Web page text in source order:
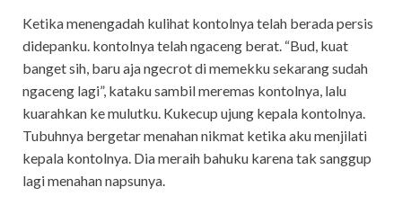
Ketika menengadah kulihat kontolnya telah berada persis
didepanku. kontolnya telah ngaceng berat. “Bud, kuat
banget sih, baru aja ngecrot di memekku sekarang sudah
ngaceng lagi”, kataku sambil meremas kontolnya, lalu
kuarahkan ke mulutku. Kukecup ujung kepala kontolnya.
Tubuhnya bergetar menahan nikmat ketika aku menjilati
kepala kontolnya. Dia meraih bahuku karena tak sanggup
lagi menahan napsunya.